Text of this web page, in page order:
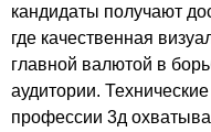
кандидаты получают
где качественная
главной валютой в
аудитории.
профессии 3д